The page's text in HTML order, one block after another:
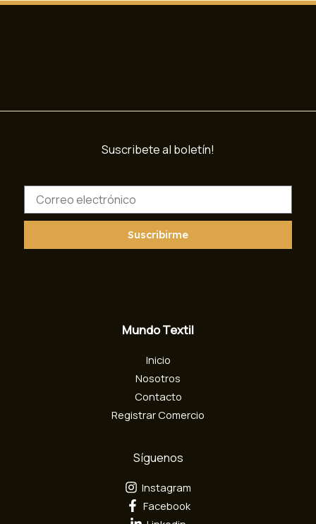
Suscribete al boletín!
r
e
Suscribirme
Mundo Textil
Inicio
Nosotros
Contacto
Registrar Comercio
Síguenos
Instagram
Facebook